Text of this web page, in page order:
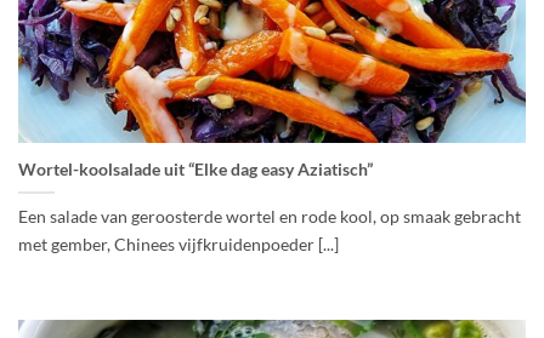
Wortel-koolsalade uit “Elke dag easy Aziatisch”
Een salade van geroosterde wortel en rode kool, op smaak gebracht
met gember, Chinees vijfkruidenpoeder [...]